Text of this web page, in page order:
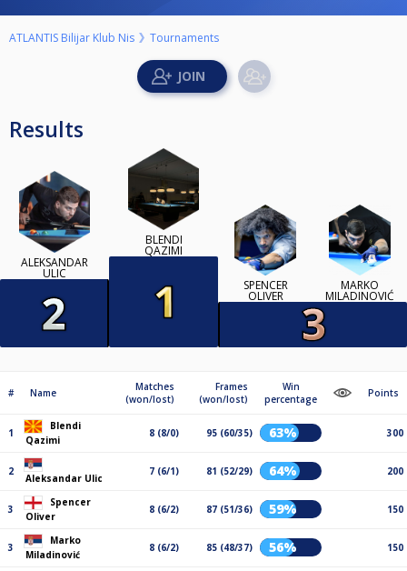
ATLANTIS Bilijar Klub Nis Tournaments
Results
ALEKSANDAR
ULIC
BLENDI
QAZIMI
SPENCER
OLIVER
MARKO
MILADINOVIĆ
# Name
Matches
(won/lost)
Frames
(won/lost)
Win
percentage
Points
1
Blendi
Qazimi
8 (8/0) 95 (60/35) 63% 300
2
Aleksandar Ulic
7 (6/1) 81 (52/29) 64% 200
3
Spencer
Oliver
8 (6/2) 87 (51/36) 59% 150
3
Marko
Miladinović
8 (6/2) 85 (48/37) 56% 150